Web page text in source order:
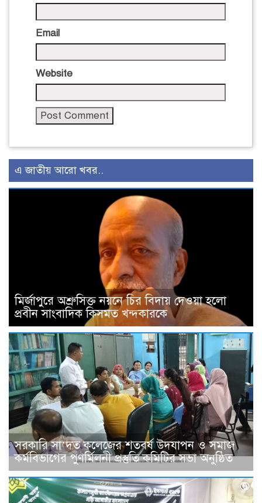
Email
Website
এ জাতীয় আরো খবর..
মির্জাপুরে অশ্রুসিক্ত নয়নে চির বিদায় দেওয়া হলো
প্রবীন সাংবাদিক কিসমত খন্দকারকে
সরকারি সা’দত কলেজের শতবর্ষ উদযাপন ও সমাজ
কর্মবিভাগের পুণর্মিলনী প্রস্তুতি কমিটির সভা অনুষ্ঠিত